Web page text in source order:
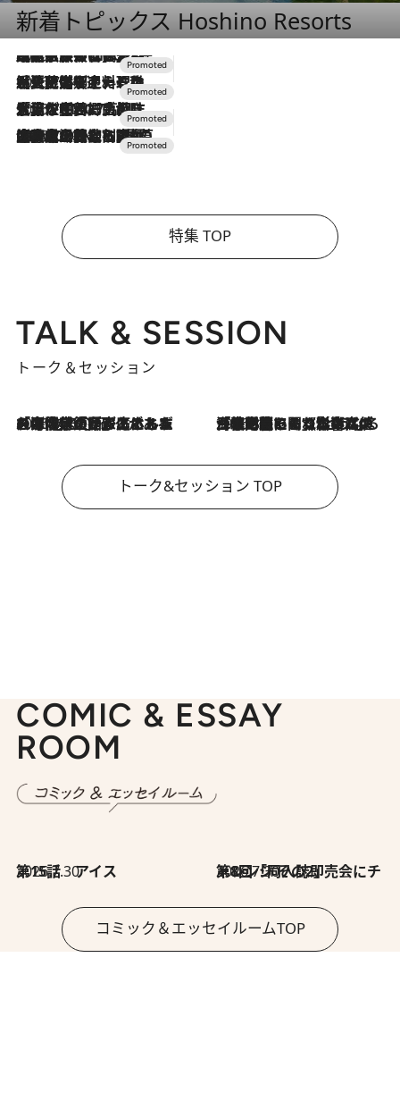
新着トピックス Hoshino Resorts
2026.7.31
【ホテル帰省】という選択肢をOMOが提案。家族とほどよい距離を保つには「昼は実家、夜は気兼ねなくホテルで！」
2026.7.24
【夏限定ディナーコース】旬を迎える稚鮎や花ズッキーニなどをイタリア・トスカーナの郷土料理の手法で満喫！
2026.7.17
「土佐和ハーブかき氷」がOMO7高知に登場！生姜、山椒、大葉など目にも舌にも涼を呼ぶ郷土の味
2026.7.10
NEW OPEN！【界 草津】名湯の地に誕生。趣の異なる2種の温泉と上州ならではの会席・蕎麦割烹など美食を味わう究極の癒やし旅
特集 TOP
TALK & SESSION
トーク＆セッション
2026.8.3
「今後値上げがあるとすれば…」「リスクがあるのは今年の冬」エネルギー専門家が語る、ホルムズ海峡封鎖が家庭にもたらす“ある心配” 2026.8.3
「住宅建てられない…」「サーチャージ料の高値が続いている」ホルムズ海峡封鎖による影響はいつまで続く？《エネルギー専門家に聞く“どうなる日本の暮らし”》
トーク&セッション TOP
COMIC & ESSAY
ROOM
2026.7.30
第15話 アイス 2026.7.30
第8回「同人誌即売会にチャレンジ その2」
コミック＆エッセイルームTOP